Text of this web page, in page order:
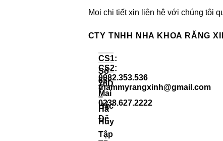
Mọi chi tiết xin liên hệ với chúng tôi
CTY TNHH NHA KHOA RĂNG
CS1:
Số
76D
–
Hà
Huy
Tập
CS2:
65
Mai
Hắc
Đế
–
0982.353.536
0238.627.2222
thammyrangxinh@gmail.com